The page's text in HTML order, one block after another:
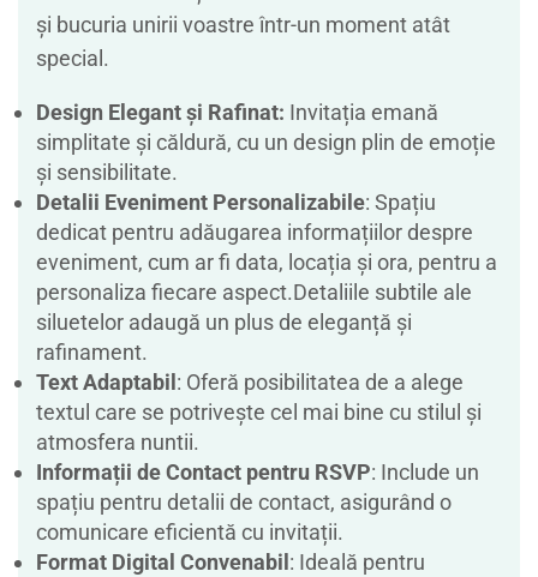
și bucuria unirii voastre într-un moment atât
special.
Design Elegant și Rafinat: Invitația emană
simplitate și căldură, cu un design plin de emoție
și sensibilitate.
Detalii Eveniment Personalizabile: Spațiu
dedicat pentru adăugarea informațiilor despre
eveniment, cum ar fi data, locația și ora, pentru a
personaliza fiecare aspect.Detaliile subtile ale
siluetelor adaugă un plus de eleganță și
rafinament.
Text Adaptabil : Oferă posibilitatea de a alege
textul care se potrivește cel mai bine cu stilul și
atmosfera nuntii.
Informații de Contact pentru RSVP: Include un
spațiu pentru detalii de contact, asigurând o
comunicare eficientă cu invitații.
Format Digital Convenabil : Ideală pentru